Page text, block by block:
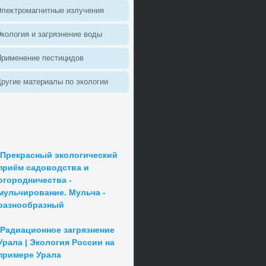
излучения
и загрязнение вοды
пестицидοв
материалы по эколοгии
Прекрасный экологический
садоводства и
-
Мульча -
Радиационное загрязнение
| Экология России на
Урала